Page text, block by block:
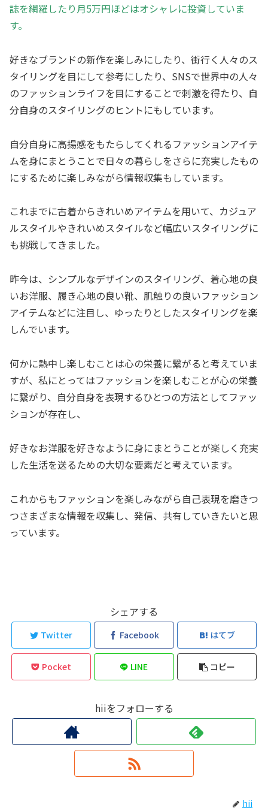
誌を網羅したり月5万円ほどはオシャレに投資していま
す。
好きなブランドの新作を楽しみにしたり、街行く人々のス
タイリングを目にして参考にしたり、SNSで世界中の人々
のファッションライフを目にすることで刺激を得たり、自
分自身のスタイリングのヒントにもしています。
自分自身に高揚感をもたらしてくれるファッションアイテ
ムを身にまとうことで日々の暮らしをさらに充実したもの
にするために楽しみながら情報収集もしています。
これまでに古着からきれいめアイテムを用いて、カジュア
ルスタイルやきれいめスタイルなど幅広いスタイリングに
も挑戦してきました。
昨今は、シンプルなデザインのスタイリング、着心地の良
いお洋服、履き心地の良い靴、肌触りの良いファッション
アイテムなどに注目し、ゆったりとしたスタイリングを楽
しんでいます。
何かに熱中し楽しむことは心の栄養に繋がると考えていま
すが、私にとってはファッションを楽しむことが心の栄養
に繋がり、自分自身を表現するひとつの方法としてファッ
ションが存在し、
好きなお洋服を好きなように身にまとうことが楽しく充実
した生活を送るための大切な要素だと考えています。
これからもファッションを楽しみながら自己表現を磨きつ
つさまざまな情報を収集し、発信、共有していきたいと思
っています。
シェアする
Twitter Facebook はてブ
Pocket LINE コピー
hiiをフォローする
hii